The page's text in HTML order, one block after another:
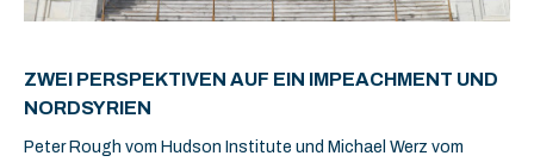
ZWEI PERSPEKTIVEN AUF EIN IMPEACHMENT UND
NORDSYRIEN
Peter Rough vom Hudson Institute und Michael Werz vom